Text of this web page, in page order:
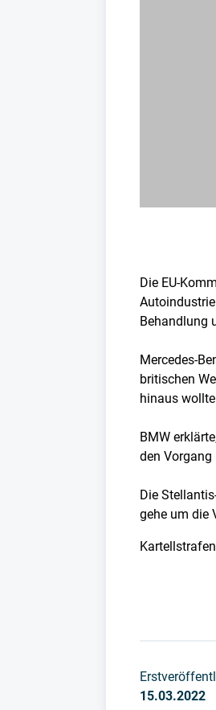
Die EU-
Behandlung
Mercedes-
britischen
hinaus
BMW
den Vorgang
Die
gehe um die
15.03.2022